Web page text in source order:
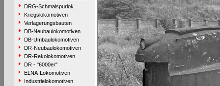
DRG-Schmalspurlok.
Kriegslokomotiven
Verlagerungsbauten
DB-Neubaulokomotiven
DB-Umbaulokomotiven
DR-Neubaulokomotiven
DR-Rekolokomotiven
DR - "6000er"
ELNA-Lokomotiven
Industrielokomotiven